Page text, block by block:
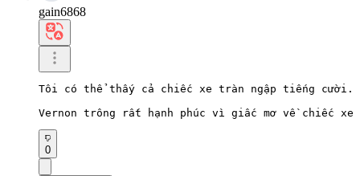
gain6868
Tôi có thể thấy cả chiếc xe tràn ngập tiếng cười.
Vernon trông rất hạnh phúc vì giấc mơ về chiếc
0